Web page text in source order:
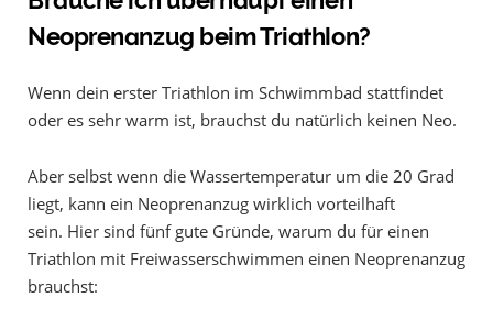
Neoprenanzug beim Triathlon?
Wenn dein erster Triathlon im Schwimmbad stattfindet
oder es sehr warm ist, brauchst du natürlich keinen Neo.
Aber selbst wenn die Wassertemperatur um die 20 Grad
liegt, kann ein Neoprenanzug wirklich vorteilhaft
sein. Hier sind fünf gute Gründe, warum du für einen
Triathlon mit Freiwasserschwimmen einen Neoprenanzug
brauchst: